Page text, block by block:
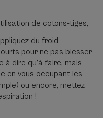
de cotons-tiges,
du froid
pour ne pas blesser
à dire qu’à faire, mais
en vous occupant les
ou encore, mettez
!